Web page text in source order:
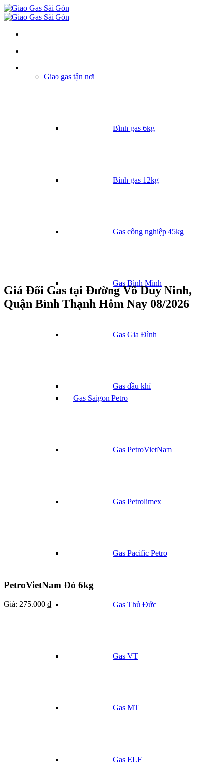
Giao gas tận nơi
Bình gas 6kg
Bình gas 12kg
Gas công nghiệp 45kg
Gas Bình Minh
Gas Gia Đình
Gas dầu khí
Gas Saigon Petro
Gas PetroVietNam
Gas Petrolimex
Gas Pacific Petro
Gas Thủ Đức
Gas VT
Gas MT
Gas ELF
Giá Đổi Gas tại Đường Võ Duy Ninh,
Quận Bình Thạnh Hôm Nay 08/2026
PetroVietNam Đỏ 6kg
Giá: 275.000 ₫